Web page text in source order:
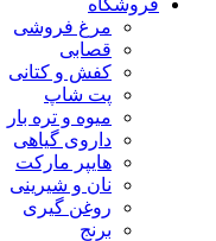
فروشگاه
مرغ فروشی
قصابی
کفش و کتانی
پت شاپ
میوه و تره بار
داروی گیاهی
هایپر مارکت
نان و شیرینی
روغن گیری
برنج